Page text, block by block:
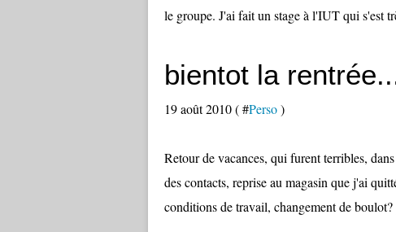
le groupe. J'ai fait un stage à l'IUT qui s'est
bientot la
19 août 2010 ( #Perso)
Retour de vacances, qui furent terribles,
des contacts, reprise au magasin que j'ai
conditions de travail, changement de boulot?